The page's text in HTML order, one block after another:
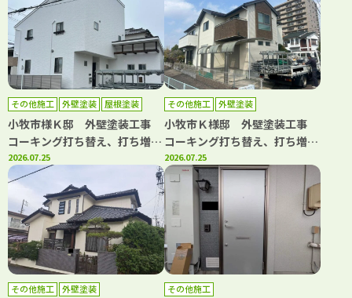
その他施工 外壁塗装 屋根塗装
小牧市様Ｋ邸 外壁塗装工事
コーキング打ち替え、打ち増し
工事 屋根塗装工事 ベランダ
トップコート工事
2026.07.25
その他施工 外壁塗装
小牧市Ｋ様邸 外壁塗装工事
コーキング打ち替え、打ち増し
工事 屋根カバー工事 ベラン
ダトップコート工事
2026.07.25
その他施工 外壁塗装 その他施工